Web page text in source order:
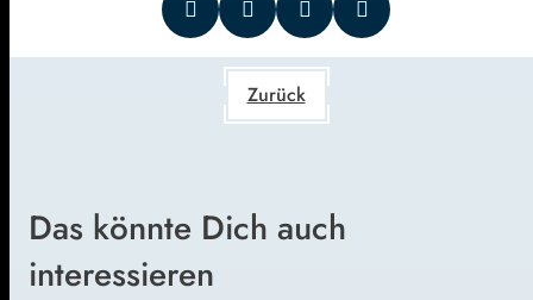
Zurück
Das könnte Dich auch
interessieren